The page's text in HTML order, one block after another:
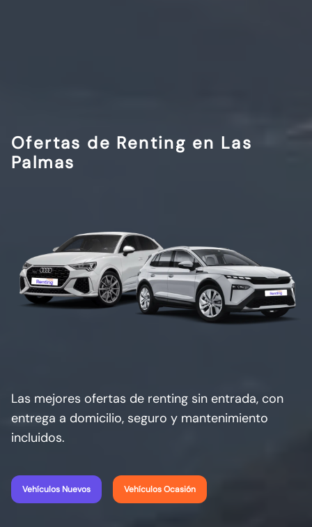
Ofertas de Renting en Las
Palmas
Las mejores ofertas de renting sin entrada, con
entrega a domicilio, seguro y mantenimiento
incluidos.
Vehículos Nuevos Vehículos Ocasión